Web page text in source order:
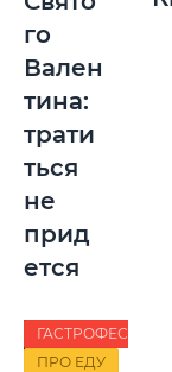
го
Вален
тина:
трати
ться
не
прид
ется
ГАСТРОФЕСТ
ПРО ЕДУ